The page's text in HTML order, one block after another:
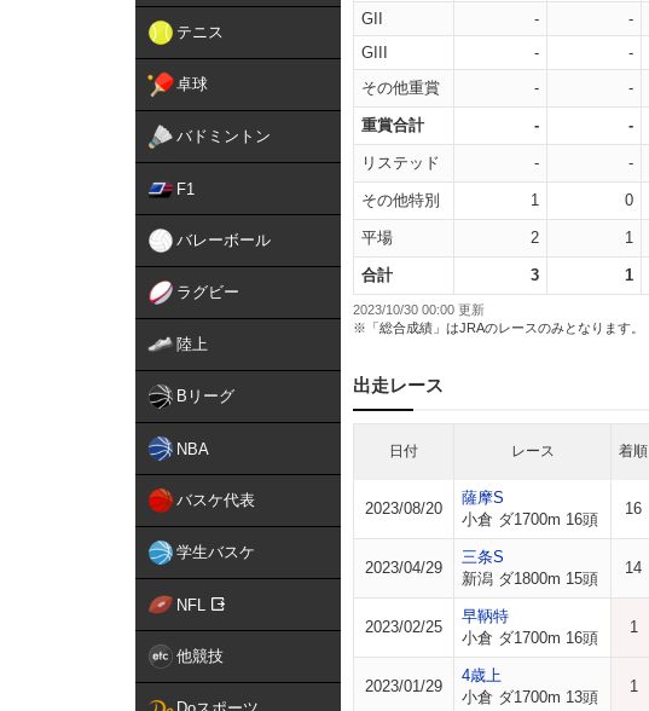
テニス
卓球
バドミントン
F1
バレーボール
ラグビー
陸上
Bリーグ
NBA
バスケ代表
学生バスケ
NFL
他競技
GII
- -
GIII
- -
その他重賞
- -
重賞合計 - -
リステッド - -
その他特別 1 0
平場 2 1
合計 3 1
2023/10/30 00:00 更新
※「総合成績」はJRAのレースのみとなります。
出走レース
日付 レース 着順
2023/08/20
薩摩S
小倉 ダ1700m 16頭
16
2023/04/29
三条S
新潟 ダ1800m 15頭
14
2023/02/25
早鞆特
小倉 ダ1700m 16頭
1
2023/01/29
4歳上
小倉 ダ1700m 13頭
1